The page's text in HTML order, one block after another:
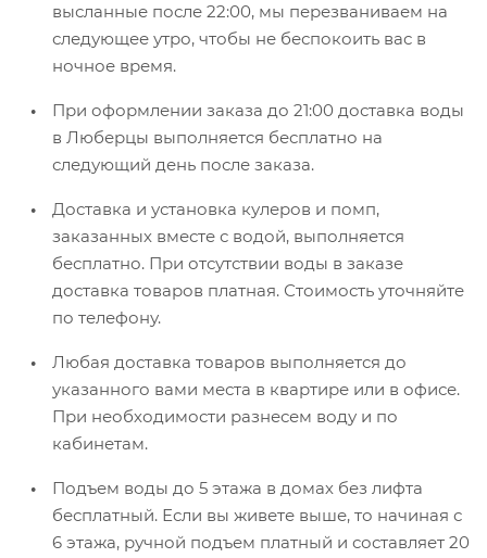
высланные после 22:00, мы перезваниваем на
следующее утро, чтобы не беспокоить вас в
ночное время.
При оформлении заказа до 21:00 доставка воды
в Люберцы выполняется бесплатно на
следующий день после заказа.
Доставка и установка кулеров и помп,
заказанных вместе с водой, выполняется
бесплатно. При отсутствии воды в заказе
доставка товаров платная. Стоимость уточняйте
по телефону.
Любая доставка товаров выполняется до
указанного вами места в квартире или в офисе.
При необходимости разнесем воду и по
кабинетам.
Подъем воды до 5 этажа в домах без лифта
бесплатный. Если вы живете выше, то начиная с
6 этажа, ручной подъем платный и составляет 20